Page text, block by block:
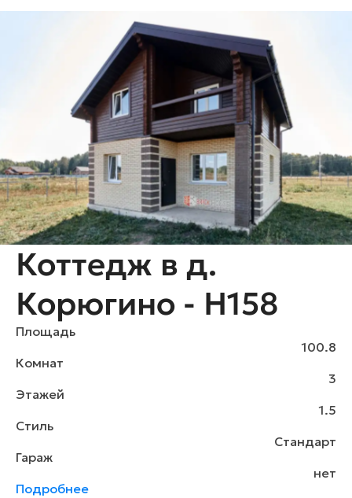
Коттедж в д.
Корюгино - H158
Площадь
100.8
Комнат
3
Этажей
1.5
Стиль
Стандарт
Гараж
нет
Подробнее